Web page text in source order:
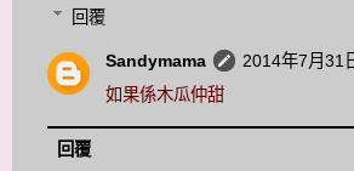
回覆
Sandymama
2014年7月31
如果係木瓜仲甜
回覆